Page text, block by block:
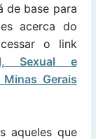
de base para
acerca do
o link
Sexual e
Gerais
aqueles que